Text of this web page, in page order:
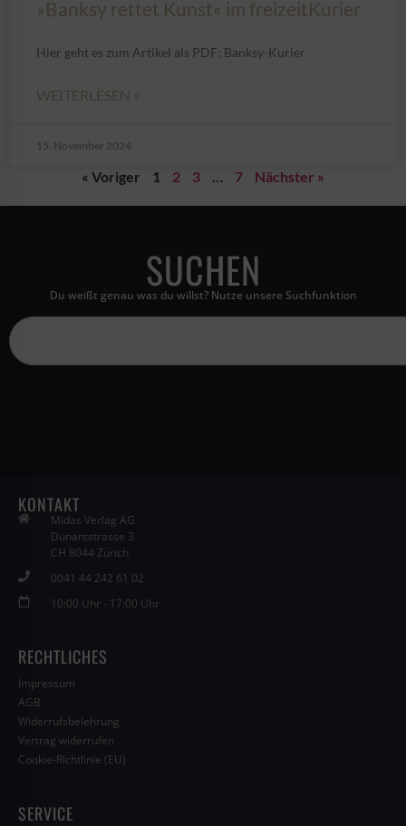
»Banksy rettet Kunst« im freizeitKurier
Hier geht es zum Artikel als PDF: Banksy-Kurier
WEITERLESEN »
15. November 2024
« Voriger 1 2 3 7 Nächster »
SUCHEN
Du weißt genau was du willst? Nutze unsere Suchfunktion
KONTAKT
Midas Verlag AG
Dunantstrasse 3
CH 8044 Zürich
0041 44 242 61 02
10:00 Uhr - 17:00 Uhr
RECHTLICHES
Impressum
AGB
Widerrufsbelehrung
Vertrag widerrufen
Cookie-Richtlinie (EU)
SERVICE